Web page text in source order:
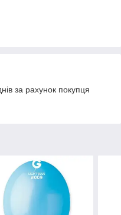
за рахунок покупця